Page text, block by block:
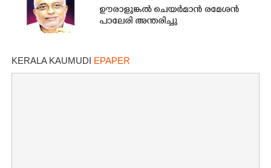
ഊരാളുങ്കൽ ചെയർമാൻ രമേശൻ
പാലേരി അന്തരിച്ചു
KERALA KAUMUDI EPAPER